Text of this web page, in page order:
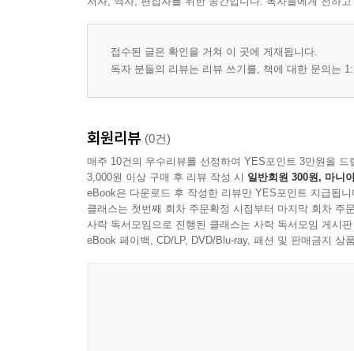
? 밤에 가면 좋은 축제 리스트
3장. 가을의 시작을 알리는 9월 축제
테마 : 수확·전통·지역 축제
농산물·과일 수확 축제
전통문화·지역 대표 행사
초가을 여행지와 함께 즐기기
? 당일치기 가능한 9월 축제
? 비교적 한적한 축제 찾는 방법
접수된 글은 확인을 거쳐 이 곳에 게재됩니다.
독자 분들의 리뷰는 리뷰 쓰기를, 책에 대한 문의는
회원리뷰 (0건)
매주 10건의 우수리뷰를 선정하여 YES포인트 3만원을 드
3,000원 이상 구매 후 리뷰 작성 시 일반회원 300원, 마니
eBook은 다운로드 후 작성한 리뷰만 YES포인트 지급됩니
클래스는 첫번째 회차 주문확정 시점부터 마지막 회차 주
사락 독서모임으로 진행된 클래스는 사락 독서모임 게시
eBook 페이백, CD/LP, DVD/Blu-ray, 패션 및 판매금지 상